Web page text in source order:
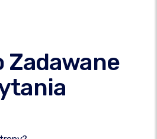
Zadawane